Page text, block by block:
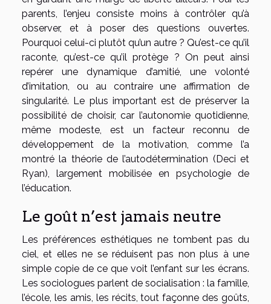
parents, l’enjeu consiste moins à contrôler qu’à
observer, et à poser des questions ouvertes.
Pourquoi celui-ci plutôt qu’un autre ? Qu’est-ce qu’il
raconte, qu’est-ce qu’il protège ? On peut ainsi
repérer une dynamique d’amitié, une volonté
d’imitation, ou au contraire une affirmation de
singularité. Le plus important est de préserver la
possibilité de choisir, car l’autonomie quotidienne,
même modeste, est un facteur reconnu de
développement de la motivation, comme l’a
montré la théorie de l’autodétermination (Deci et
Ryan), largement mobilisée en psychologie de
l’éducation.
Le goût n’est jamais neutre
Les préférences esthétiques ne tombent pas du
ciel, et elles ne se réduisent pas non plus à une
simple copie de ce que voit l’enfant sur les écrans.
Les sociologues parlent de socialisation : la famille,
l’école, les amis, les récits, tout façonne des goûts,